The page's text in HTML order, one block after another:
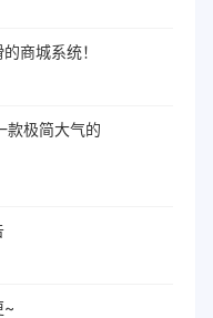
商城系统！
款极简大气的
~